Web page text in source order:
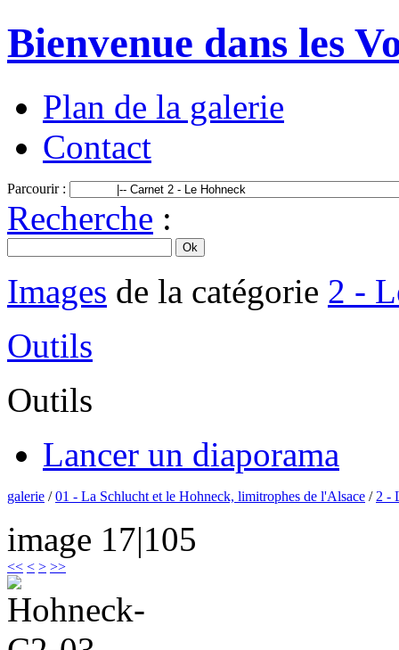
Bienvenue dans les
Plan de la galerie
Contact
Parcourir :
Recherche :
Images de la catégorie 2 -
Outils
Outils
Lancer un diaporama
galerie /01 - La Schlucht et le Hohneck, limitrophes de l'Alsace / 2 -
image 17|105
<< < > >>